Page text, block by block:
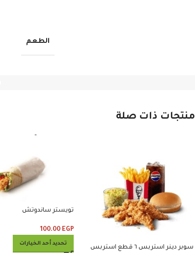
الطعم
منتجات ذات صلة
سوبر دينر استربس ٦ قطع استربس
تويستر ساندوتش
100.00 EGP
تحديد أحد الخيارات